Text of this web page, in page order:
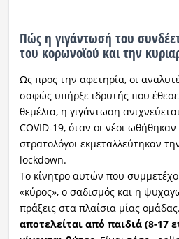
Πώς η γιγάντωσή του
του κορωνοϊού και την
Ως προς την αφετηρία, οι
σαφώς υπήρξε ιδρυτής που έθεσε
θεμέλια, η γιγάντωση
COVID-19, όταν οι νέοι ωθήθηκαν
στρατολόγοι εκμεταλλεύτηκαν
lockdown.
Το κίνητρο αυτών που
«κύρος», ο σαδισμός και η
πράξεις στα πλαίσια μίας ομάδας.
αποτελείται από παιδιά (8-17